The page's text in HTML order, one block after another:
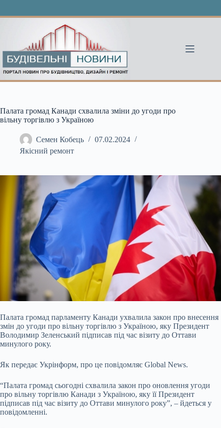
Палата громад Канади схвалила зміни до угоди про
вільну торгівлю з Україною
Семен Кобець
07.02.2024
Якісний ремонт
Палата громад парламенту Канади ухвалила закон про внесення
змін до угоди про вільну торгівлю з Україною, яку Президент
Володимир Зеленський підписав під час візиту до Оттави
минулого року.
Як передає Укрінформ, про це повідомляє Global News.
“Палата громад сьогодні схвалила закон про оновлення угоди
про вільну торгівлю Канади з Україною, яку її Президент
підписав під час візиту до Оттави минулого року”, – йдеться у
повідомленні.